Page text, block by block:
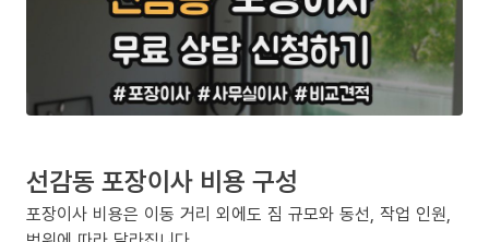
선감동 포장이사 비용 구성
포장이사 비용은 이동 거리 외에도 짐 규모와 동선, 작업 인원,